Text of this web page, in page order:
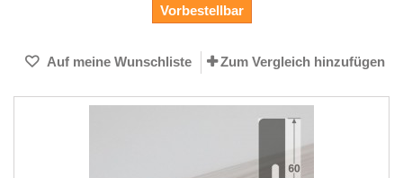
Vorbestellbar
Auf meine Wunschliste Zum Vergleich hinzufügen